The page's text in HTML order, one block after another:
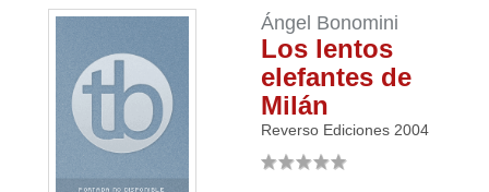
Ángel Bonomini
Los lentos
elefantes de
Milán
Reverso Ediciones 2004